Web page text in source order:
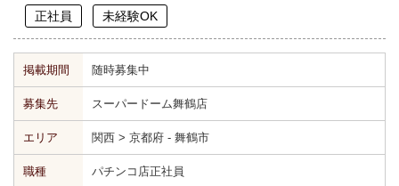
正社員 未経験OK
掲載期間 随時募集中
募集先 スーパードーム舞鶴店
エリア 関西 > 京都府 - 舞鶴市
職種 パチンコ店正社員